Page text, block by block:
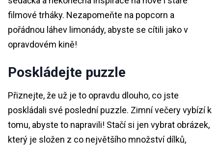
filmové trháky. Nezapomeňte na popcorn a
pořádnou láhev limonády, abyste se cítili jako v
opravdovém kině!
Poskládejte puzzle
Přiznejte, že už je to opravdu dlouho, co jste
poskládali své poslední puzzle. Zimní večery vybízí k
tomu, abyste to napravili! Stačí si jen vybrat obrázek,
který je složen z co největšího množství dílků,